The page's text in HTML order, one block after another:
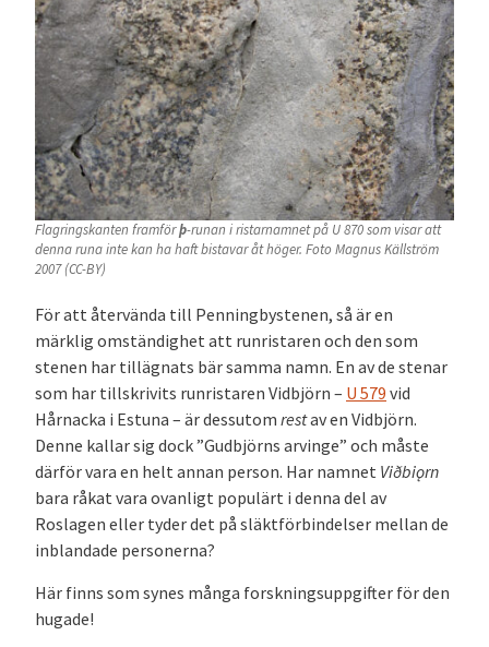
Flagringskanten framförþ-runan i ristarnamnet på U 870 som visar att
denna runa inte kan ha haft bistavar åt höger. Foto Magnus Källström
2007 (CC-BY)
För att återvända till Penningbystenen, så är en
märklig omständighet att runristaren och den som
stenen har tillägnats bär samma namn. En av de stenar
som har tillskrivits runristaren Vidbjörn – U 579 vid
Hårnacka i Estuna – är dessutom restav en Vidbjörn.
Denne kallar sig dock ”Gudbjörns arvinge” och måste
därför vara en helt annan person. Har namnet Viðbiǫrn
bara råkat vara ovanligt populärt i denna del av
Roslagen eller tyder det på släktförbindelser mellan de
inblandade personerna?
Här finns som synes många forskningsuppgifter för den
hugade!